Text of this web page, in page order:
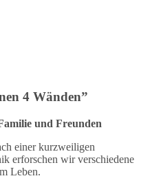
4 Wänden”
und Freunden
einer kurzweiligen
erforschen wir verschiedene
Leben.